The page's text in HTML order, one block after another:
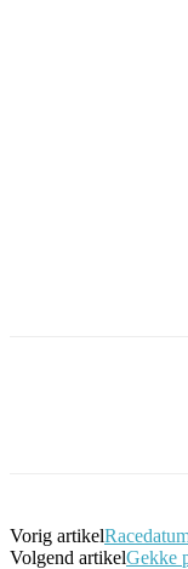
Vorig artikel
Volgend artikelGekke